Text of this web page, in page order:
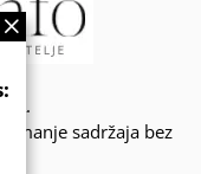
sadržaja bez